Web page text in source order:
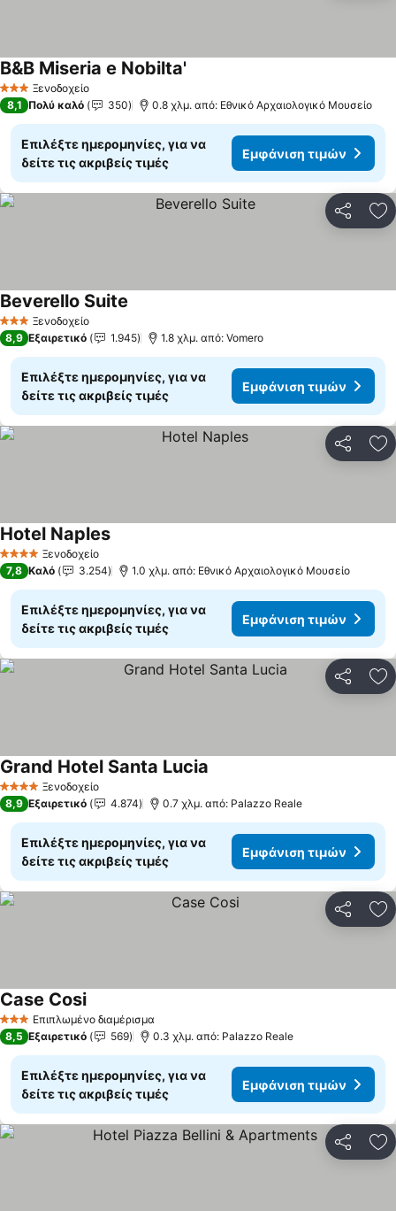
3 ΑστέριαΞενοδοχείο
B&B Miseria e Nobilta'
8,1 Πολύ καλό 350 0.8 χλμ. από: Εθνικό Αρχαιολογικό Μουσείο
Επιλέξτε ημερομηνίες, για να
δείτε τις ακριβείς τιμές
Εμφάνιση τιμών
3 ΑστέριαΞενοδοχείο
Beverello Suite
8,9 Εξαιρετικό 1.945 1.8 χλμ. από: Vomero
Επιλέξτε ημερομηνίες, για να
δείτε τις ακριβείς τιμές
Εμφάνιση τιμών
4 ΑστέριαΞενοδοχείο
Hotel NaplesΕμφάνιση τιμών
7,8 Καλό 3.254 1.0 χλμ. από: Εθνικό Αρχαιολογικό Μουσείο
Επιλέξτε ημερομηνίες, για να
δείτε τις ακριβείς τιμές
Εμφάνιση τιμών
4 ΑστέριαΞενοδοχείο
Grand Hotel Santa Lucia
8,9 Εξαιρετικό 4.874 0.7 χλμ. από: Palazzo Reale
Επιλέξτε ημερομηνίες, για να
δείτε τις ακριβείς τιμές
Εμφάνιση τιμών
3 ΑστέριαΕπιπλωμένο διαμέρισμα
Case CosiΕμφάνιση τιμών
8,5 Εξαιρετικό 569 0.3 χλμ. από: Palazzo Reale
Επιλέξτε ημερομηνίες, για να
δείτε τις ακριβείς τιμές
Εμφάνιση τιμών